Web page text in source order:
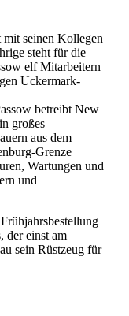
seinen Kollegen
steht für die
elf Mitarbeitern
Uckermark-
betreibt New
großes
aus dem
Grenze
Wartungen und
und
der einst am
sein Rüstzeug für